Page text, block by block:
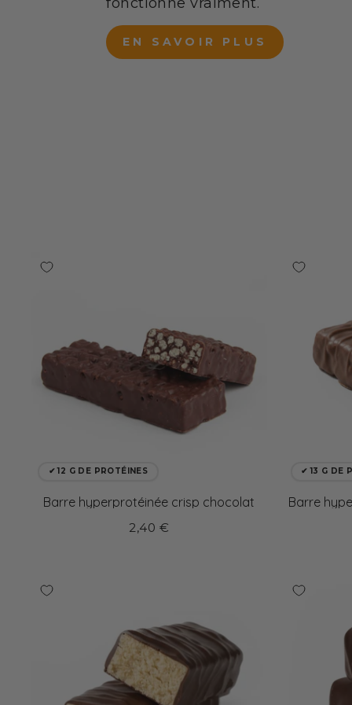
EN SAVOIR PLUS
✔ 12 G DE PROTÉINES
Barre hyperprotéinée crisp chocolat
2,40 €
✔ 13 G DE
Barre